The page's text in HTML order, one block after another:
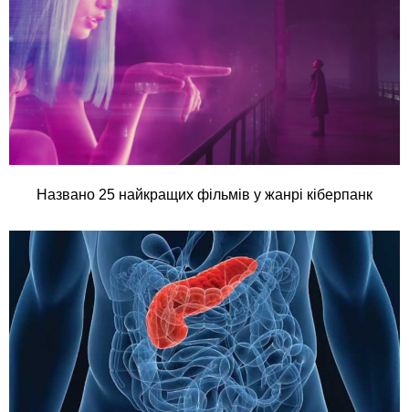
Названо 25 найкращих фільмів у жанрі кіберпанк